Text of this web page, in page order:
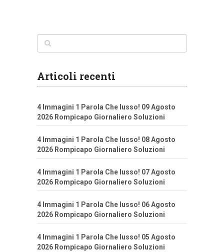
Articoli recenti
4 Immagini 1 Parola Che lusso! 09 Agosto
2026 Rompicapo Giornaliero Soluzioni
4 Immagini 1 Parola Che lusso! 08 Agosto
2026 Rompicapo Giornaliero Soluzioni
4 Immagini 1 Parola Che lusso! 07 Agosto
2026 Rompicapo Giornaliero Soluzioni
4 Immagini 1 Parola Che lusso! 06 Agosto
2026 Rompicapo Giornaliero Soluzioni
4 Immagini 1 Parola Che lusso! 05 Agosto
2026 Rompicapo Giornaliero Soluzioni